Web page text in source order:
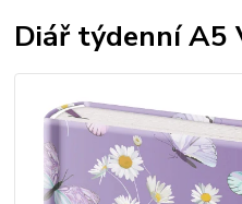
Diář týdenní A5